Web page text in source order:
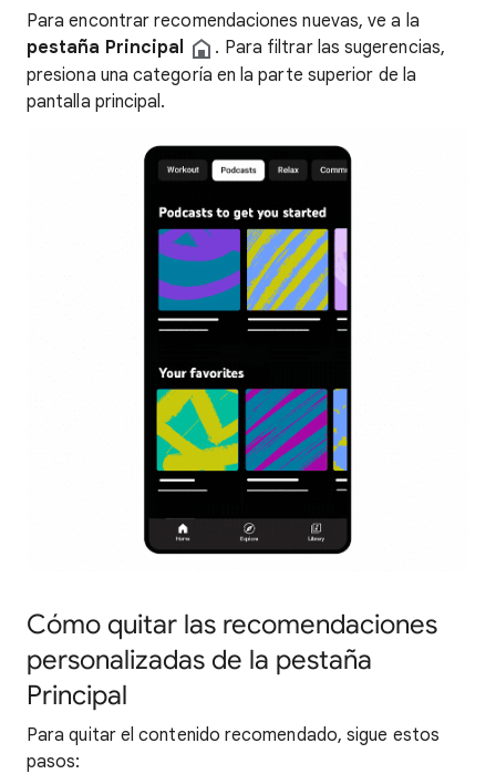
Para encontrar recomendaciones nuevas, ve a la
pestaña Principal
. Para filtrar las sugerencias,
presiona una categoría en la parte superior de la
pantalla principal.
Cómo quitar las recomendaciones
personalizadas de la pestaña
Principal
Para quitar el contenido recomendado, sigue estos
pasos: